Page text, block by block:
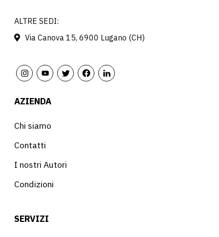
ALTRE SEDI:
Via Canova 15, 6900 Lugano (CH)
AZIENDA
Chi siamo
Contatti
I nostri Autori
Condizioni
SERVIZI